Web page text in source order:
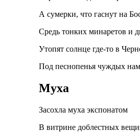
А сумерки, что гаснут на
Средь тонких минаретов и
Утопят солнце где-то в
Под песнопенья чуждых
Муха
Засохла муха экспонатом
В витрине доблестных